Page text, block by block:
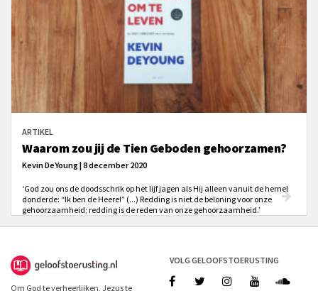
ARTIKEL
Waarom zou jij de Tien Geboden gehoorzamen?
Kevin DeYoung | 8 december 2020
‘God zou ons de doodsschrik op het lijf jagen als Hij alleen vanuit de hemel
donderde: “Ik ben de Heere!” (...) Redding is niet de beloning voor onze
gehoorzaamheid; redding is de reden van onze gehoorzaamheid.’
Om God te verheerlijken, Jezus te
VOLG GELOOFSTOERUSTING